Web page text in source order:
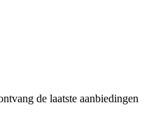
de laatste aanbiedingen